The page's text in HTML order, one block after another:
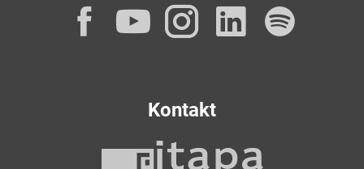
Facebook
YouTube
Instagram
Kontakt